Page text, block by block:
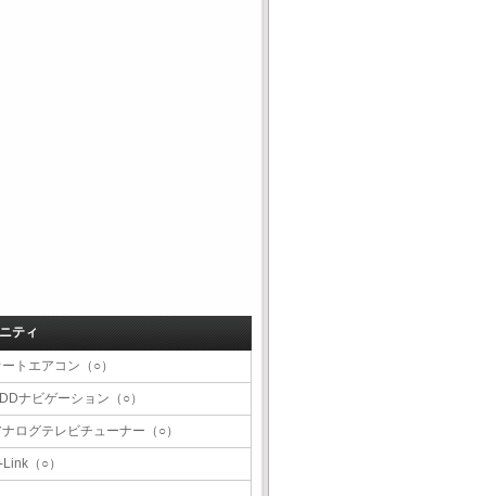
ティ
トエアコン（○）
ナビゲーション（○）
ログテレビチューナー（○）
Link（○）